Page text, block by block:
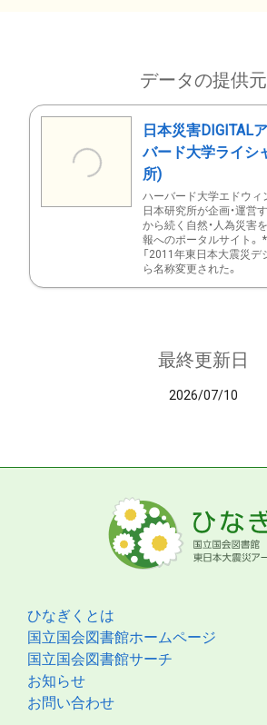
データの提供元
日本災害DIGITAL
バード大学ライシ
所)
ハーバード大学エドウィ
日本研究所が企画・運営
から続く自然・人為災害
報へのポータルサイト。
「2011年東日本大震災デ
ら名称変更された。
最終更新日
2026/07/10
ひなぎくとは
国立国会図書館ホームページ
国立国会図書館サーチ
お知らせ
お問い合わせ